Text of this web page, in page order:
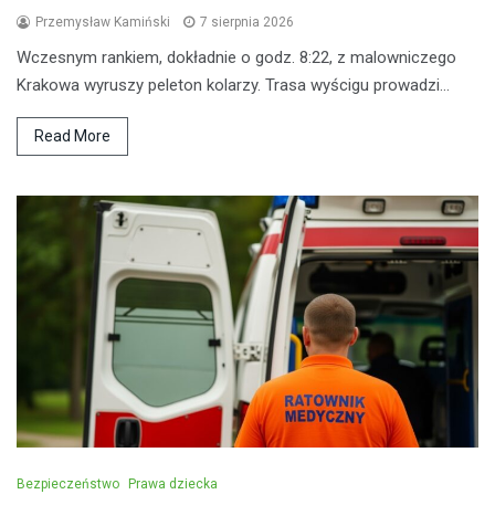
Przemysław Kamiński 7 sierpnia 2026
Wczesnym rankiem, dokładnie o godz. 8:22, z malowniczego
Krakowa wyruszy peleton kolarzy. Trasa wyścigu prowadzi…
Read More
Bezpieczeństwo Prawa dziecka